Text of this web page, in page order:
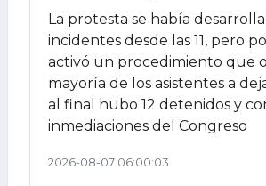
La protesta se había
incidentes desde las 11, pero
activó un procedimiento que
mayoría de los asistentes a
al final hubo 12 detenidos y
inmediaciones del Congreso
2026-08-07 06:00:03